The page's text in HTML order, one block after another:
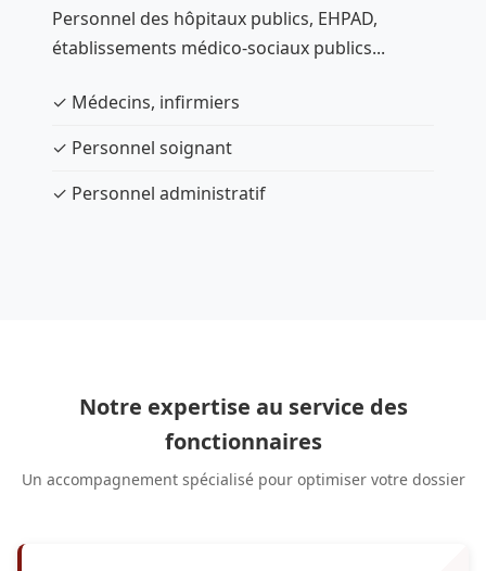
Personnel des hôpitaux publics, EHPAD,
établissements médico-sociaux publics...
✓ Médecins, infirmiers
✓ Personnel soignant
✓ Personnel administratif
Notre expertise au service des
fonctionnaires
Un accompagnement spécialisé pour optimiser votre dossier